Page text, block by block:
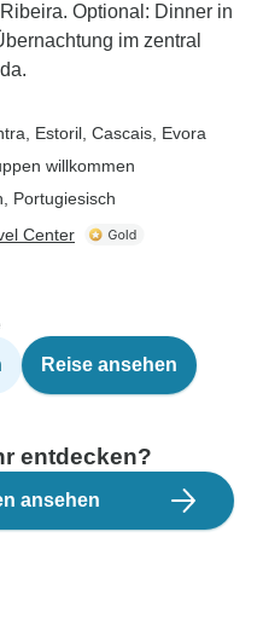
Optional: Dinner in
im zentral
, Estoril , Cascais , Evora
willkommen
Portugiesisch
Center
Reise ansehen
entdecken?
ansehen